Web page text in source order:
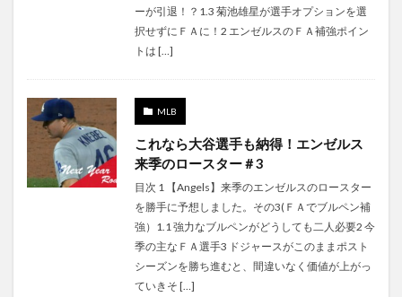
ーが引退！？1.3 菊池雄星が選手オプションを選
択せずにＦＡに！2 エンゼルスのＦＡ補強ポイン
トは […]
MLB
これなら大谷選手も納得！エンゼルス
来季のロースター＃3
目次 1 【Angels】来季のエンゼルスのロースター
を勝手に予想しました。その3(ＦＡでブルペン補
強）1.1 強力なブルペンがどうしても二人必要2 今
季の主なＦＡ選手3 ドジャースがこのままポスト
シーズンを勝ち進むと、間違いなく価値が上がっ
ていきそ […]